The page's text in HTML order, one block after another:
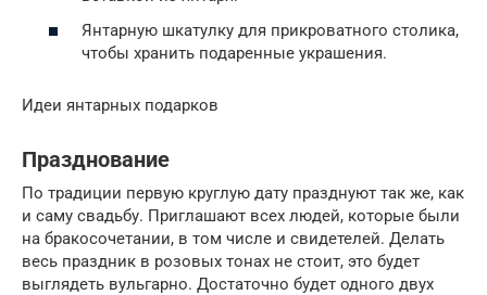
Янтарную шкатулку для прикроватного столика,
чтобы хранить подаренные украшения.
Идеи янтарных подарков
Празднование
По традиции первую круглую дату празднуют так же, как
и саму свадьбу. Приглашают всех людей, которые были
на бракосочетании, в том числе и свидетелей. Делать
весь праздник в розовых тонах не стоит, это будет
выглядеть вульгарно. Достаточно будет одного двух